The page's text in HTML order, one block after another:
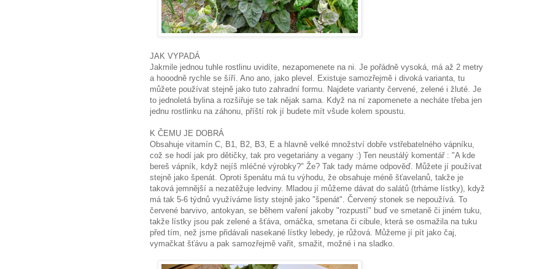
JAK VYPADÁ
Jakmile jednou tuhle rostlinu uvidíte, nezapomenete na ni. Je pořádně vysoká, má až 2 metry
a hooodně rychle se šíří. Ano ano, jako plevel. Existuje samozřejmě i divoká varianta, tu
můžete používat stejně jako tuto zahradní formu. Najdete varianty červené, zelené i žluté. Je
to jednoletá bylina a rozšiřuje se tak nějak sama. Když na ní zapomenete a necháte třeba jen
jednu rostlinku na záhonu, příští rok jí budete mít všude kolem spoustu.
K ČEMU JE DOBRÁ
Obsahuje vitamín C, B1, B2, B3, E a hlavně velké množství dobře vstřebatelného vápníku,
což se hodí jak pro dětičky, tak pro vegetariány a vegany :) Ten neustálý komentář : "A kde
bereš vápník, když nejíš mléčné výrobky?" Že? Tak tady máme odpověď. Můžete jí používat
stejně jako špenát. Oproti špenátu má tu výhodu, že obsahuje méně šťavelanů, takže je
taková jemnější a nezatěžuje ledviny. Mladou jí můžeme dávat do salátů (trháme lístky), když
má tak 5-6 týdnů využíváme listy stejně jako "špenát". Červený stonek se nepoužívá. To
červené barvivo, antokyan, se během vaření jakoby "rozpustí" buď ve smetaně či jiném tuku,
takže lístky jsou pak zelené a šťáva, omáčka, smetana či cibule, která se osmažila na tuku
před tím, než jsme přidávali nasekané lístky lebedy, je růžová. Můžeme jí pít jako čaj,
vymačkat šťávu a pak samozřejmě vařit, smažit, možné i na sladko.